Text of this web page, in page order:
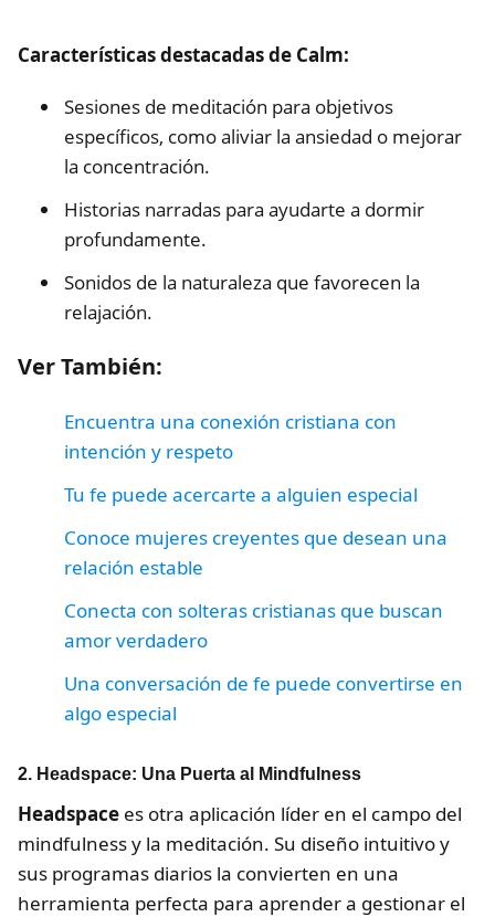
Características destacadas de Calm:
Sesiones de meditación para objetivos
específicos, como aliviar la ansiedad o mejorar
la concentración.
Historias narradas para ayudarte a dormir
profundamente.
Sonidos de la naturaleza que favorecen la
relajación.
Ver También:
Encuentra una conexión cristiana con
intención y respeto
Tu fe puede acercarte a alguien especial
Conoce mujeres creyentes que desean una
relación estable
Conecta con solteras cristianas que buscan
amor verdadero
Una conversación de fe puede convertirse en
algo especial
2. Headspace: Una Puerta al Mindfulness
Headspace es otra aplicación líder en el campo del
mindfulness y la meditación. Su diseño intuitivo y
sus programas diarios la convierten en una
herramienta perfecta para aprender a gestionar el